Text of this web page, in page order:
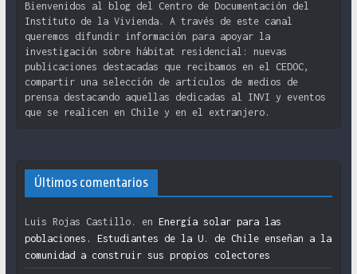
Bienvenidos al blog del Centro de Documentación del
Instituto de la Vivienda. A través de este canal
queremos difundir información para apoyar la
investigación sobre hábitat residencial: nuevas
publicaciones destacadas que recibamos en el CEDOC,
compartir una selección de artículos de medios de
prensa destacando aquellas dedicadas al INVI y eventos
que se realicen en Chile y en el extranjero.
Últimos comentarios
Luis Rojas Castillo. en Energía solar para las
poblaciones. Estudiantes de la U. de Chile enseñan a la
comunidad a construir sus propios colectores